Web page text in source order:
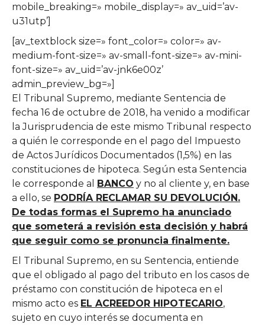
mobile_breaking=» mobile_display=» av_uid=’av-
u31utp’]
[av_textblock size=» font_color=» color=» av-
medium-font-size=» av-small-font-size=» av-mini-
font-size=» av_uid=’av-jnk6e00z’
admin_preview_bg=»]
El Tribunal Supremo, mediante Sentencia de
fecha 16 de octubre de 2018, ha venido a modificar
la Jurisprudencia de este mismo Tribunal respecto
a quién le corresponde en el pago del Impuesto
de Actos Jurídicos Documentados (1,5%) en las
constituciones de hipoteca. Según esta Sentencia
le corresponde al BANCO y no al cliente y, en base
a ello, se PODRÍA RECLAMAR SU DEVOLUCIÓN.
De todas formas el Supremo ha anunciado
que someterá a revisión esta decisión y habrá
que seguir como se pronuncia finalmente.
El Tribunal Supremo, en su Sentencia, entiende
que el obligado al pago del tributo en los casos de
préstamo con constitución de hipoteca en el
mismo acto es EL ACREEDOR HIPOTECARIO,
sujeto en cuyo interés se documenta en